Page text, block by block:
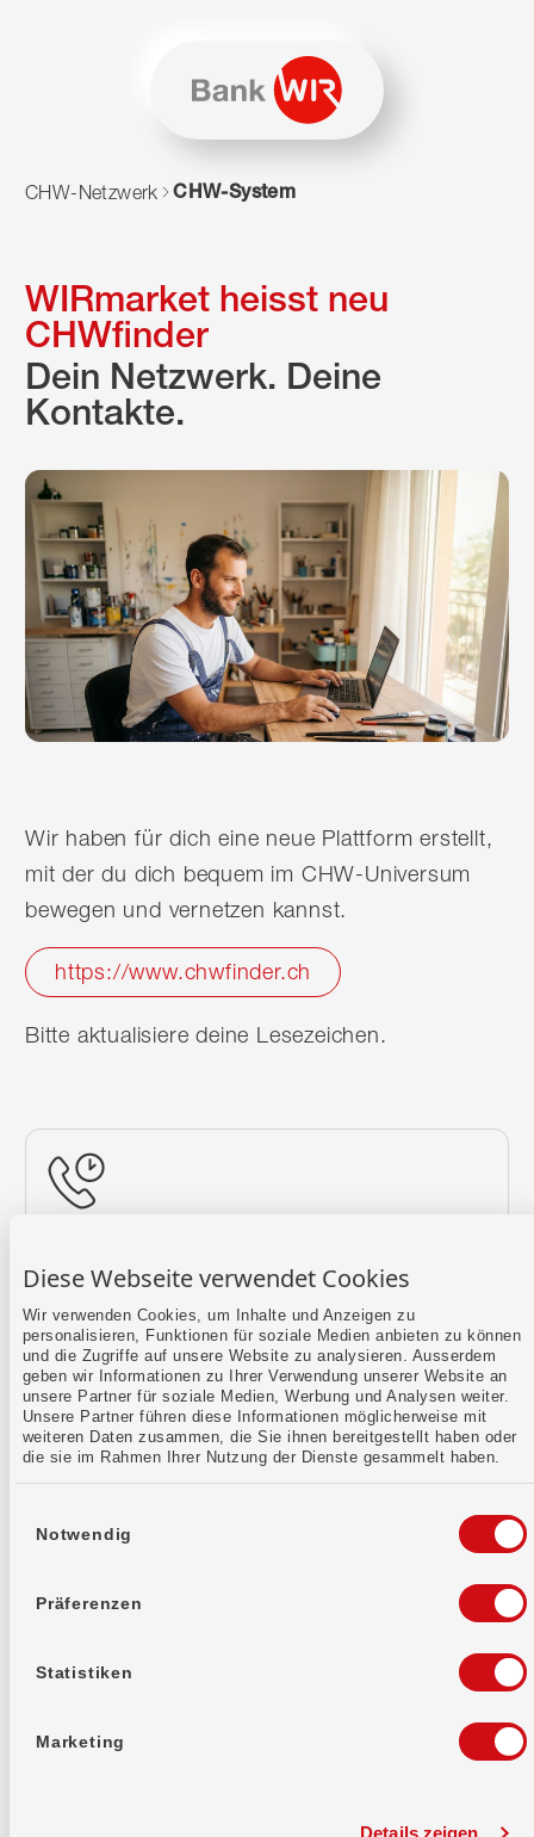
Diese Webseite verwendet Cookies
Wir verwenden Cookies, um Inhalte und Anzeigen zu
personalisieren, Funktionen für soziale Medien anbieten zu können
und die Zugriffe auf unsere Website zu analysieren. Ausserdem
geben wir Informationen zu Ihrer Verwendung unserer Website an
unsere Partner für soziale Medien, Werbung und Analysen weiter.
Unsere Partner führen diese Informationen möglicherweise mit
weiteren Daten zusammen, die Sie ihnen bereitgestellt haben oder
die sie im Rahmen Ihrer Nutzung der Dienste gesammelt haben.
Notwendig
Präferenzen
Statistiken
Marketing
Details zeigen
Zum Navigieren dieser Seite wird JavaScript benötigt.
CHW-Netzwerk CHW-System
WIRmarket heisst neu
CHWfinder
Dein Netzwerk. Deine
Kontakte.
Wir haben für dich eine neue Plattform erstellt,
mit der du dich bequem im CHW-Universum
bewegen und vernetzen kannst.
https://www.chwfinder.ch
Bitte aktualisiere deine Lesezeichen.
Mehr erfahren
Kontaktformular